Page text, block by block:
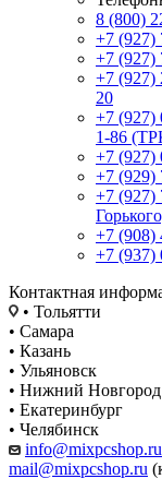
8 (800)
+7 (927)
+7 (927)
+7 (927)
20
+7 (927)
1-86
+7 (927)
+7 (929)
+7 (927)
+7 (908)
+7 (937)
Контактная
• Тольятти
• Самара
• Казань
• Ульяновск
• Нижний Новгород
• Екатеринбург
• Челябинск
info@mixpcshop.ru
mail@mixpcshop.ru